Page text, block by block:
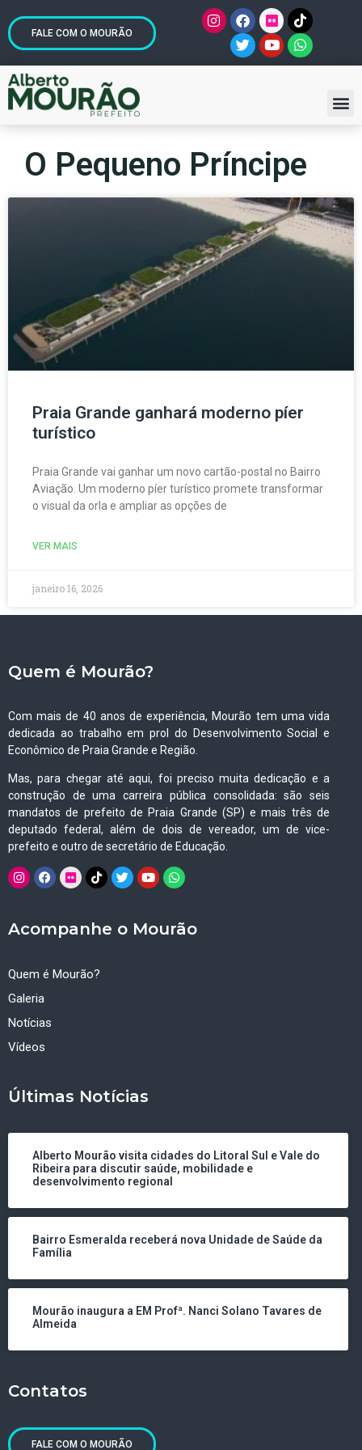
FALE COM O MOURÃO
O Pequeno Príncipe
Praia Grande ganhará moderno píer
turístico
Praia Grande vai ganhar um novo cartão-postal no Bairro
Aviação. Um moderno píer turístico promete transformar
o visual da orla e ampliar as opções de
VER MAIS
janeiro 16, 2026
Quem é Mourão?
Com mais de 40 anos de experiência, Mourão tem uma vida
dedicada ao trabalho em prol do Desenvolvimento Social e
Econômico de Praia Grande e Região.
Mas, para chegar até aqui, foi preciso muita dedicação e a
construção de uma carreira pública consolidada: são seis
mandatos de prefeito de Praia Grande (SP) e mais três de
deputado federal, além de dois de vereador, um de vice-
prefeito e outro de secretário de Educação.
Acompanhe o Mourão
Quem é Mourão?
Galeria
Notícias
Vídeos
Últimas Notícias
Alberto Mourão visita cidades do Litoral Sul e Vale do
Ribeira para discutir saúde, mobilidade e
desenvolvimento regional
Bairro Esmeralda receberá nova Unidade de Saúde da
Família
Mourão inaugura a EM Profª. Nanci Solano Tavares de
Almeida
Contatos
FALE COM O MOURÃO